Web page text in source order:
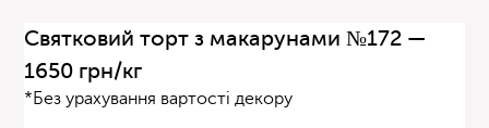
Святковий торт з макарунами №172 —
1650 грн/кг
*Без урахування вартості декору